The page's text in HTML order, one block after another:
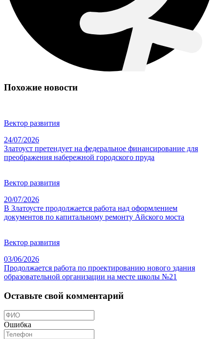
Похожие новости
Вектор развития
24/07/2026
Златоуст претендует на федеральное финансирование для
преображения набережной городского пруда
Вектор развития
20/07/2026
В Златоусте продолжается работа над оформлением
документов по капитальному ремонту Айского моста
Вектор развития
03/06/2026
Продолжается работа по проектированию нового здания
образовательной организации на месте школы №21
Оставьте свой комментарий
Ошибка